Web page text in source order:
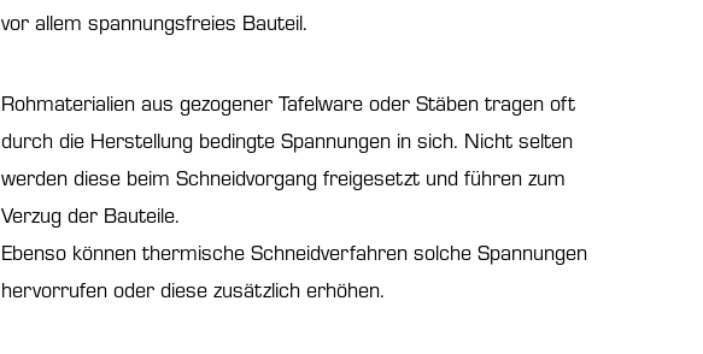
vor allem spannungsfreies Bauteil.
Rohmaterialien aus gezogener Tafelware oder Stäben tragen oft
durch die Herstellung bedingte Spannungen in sich. Nicht selten
werden diese beim Schneidvorgang freigesetzt und führen zum
Verzug der Bauteile.
Ebenso können thermische Schneidverfahren solche Spannungen
hervorrufen oder diese zusätzlich erhöhen.